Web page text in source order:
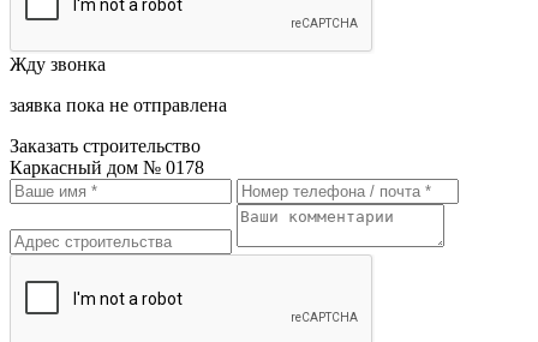
Жду звонка
заявка пока не отправлена
Заказать строительство
Каркасный дом № 0178